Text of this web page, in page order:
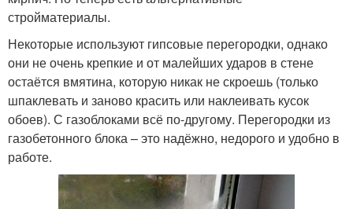
стройматериалы.
Некоторые используют гипсовые перегородки, однако
они не очень крепкие и от малейших ударов в стене
остаётся вмятина, которую никак не скроешь (только
шпаклевать и заново красить или наклеивать кусок
обоев). С газоблоками всё по-другому. Перегородки из
газобетонного блока – это надёжно, недорого и удобно в
работе.